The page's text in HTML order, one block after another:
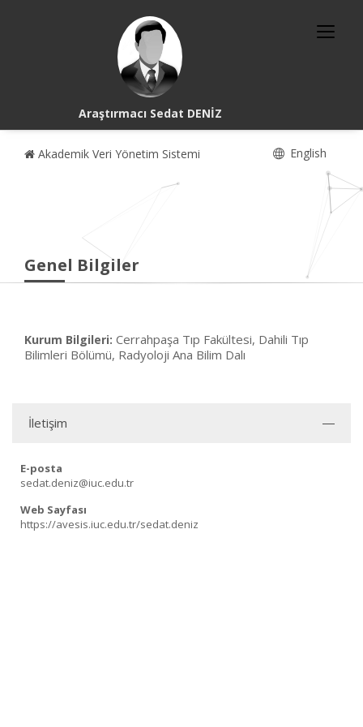
Araştırmacı Sedat DENİZ
Akademik Veri Yönetim Sistemi English
Genel Bilgiler
Kurum Bilgileri: Cerrahpaşa Tıp Fakültesi, Dahili Tıp
Bilimleri Bölümü, Radyoloji Ana Bilim Dalı
İletişim
E-posta
sedat.deniz@iuc.edu.tr
Web Sayfası
https://avesis.iuc.edu.tr/sedat.deniz